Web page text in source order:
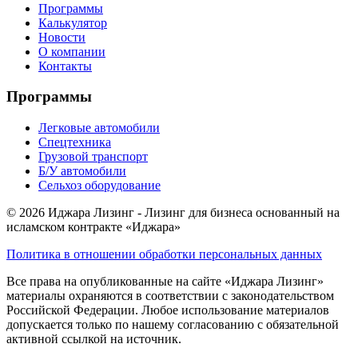
Программы
Калькулятор
Новости
О компании
Контакты
Программы
Легковые автомобили
Спецтехника
Грузовой транспорт
Б/У автомобили
Сельхоз оборудование
© 2026 Иджара Лизинг - Лизинг для бизнеса основанный на
исламском контракте «Иджара»
Политика в отношении обработки персональных данных
Все права на опубликованные на сайте «Иджара Лизинг»
материалы охраняются в соответствии с законодательством
Российской Федерации. Любое использование материалов
допускается только по нашему согласованию с обязательной
активной ссылкой на источник.